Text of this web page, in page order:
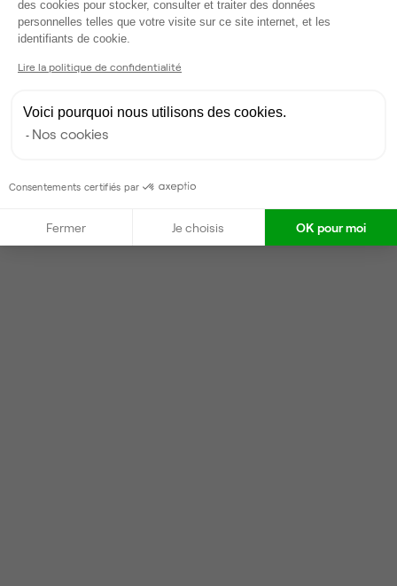
Victor
des cookies pour stocker, consulter et traiter des données
personnelles telles que votre visite sur ce site internet, et les
identifiants de cookie.
Lire la politique de confidentialité
Voici pourquoi nous utilisons des cookies.
Nos cookies
Consentements certifiés par
Fermer Je choisis OK pour moi